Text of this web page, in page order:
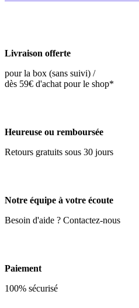
Livraison offerte
pour la box (sans suivi) /
dès 59€ d'achat pour le shop*
Heureuse ou remboursée
Retours gratuits sous 30 jours
Notre équipe à votre écoute
Besoin d'aide ? Contactez-nous
Paiement
100% sécurisé